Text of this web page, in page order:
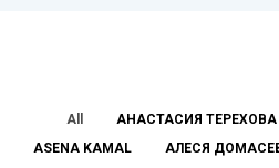
All АНАСТАСИЯ ТЕРЕХОВА
ASENA KAMAL
АЛЕСЯ